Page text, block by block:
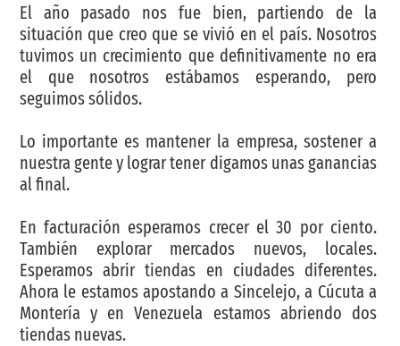
El año pasado nos fue bien, partiendo de la
situación que creo que se vivió en el país. Nosotros
tuvimos un crecimiento que definitivamente no era
el que nosotros estábamos esperando, pero
seguimos sólidos.
Lo importante es mantener la empresa, sostener a
nuestra gente y lograr tener digamos unas ganancias
al final.
En facturación esperamos crecer el 30 por ciento.
También explorar mercados nuevos, locales.
Esperamos abrir tiendas en ciudades diferentes.
Ahora le estamos apostando a Sincelejo, a Cúcuta a
Montería y en Venezuela estamos abriendo dos
tiendas nuevas.